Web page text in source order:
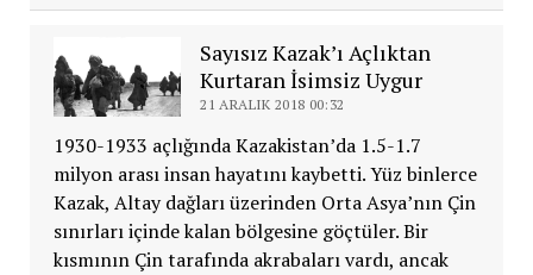
Sayısız Kazak’ı Açlıktan
Kurtaran İsimsiz Uygur
21 ARALIK 2018 00:32
1930-1933 açlığında Kazakistan’da 1.5-1.7
milyon arası insan hayatını kaybetti. Yüz binlerce
Kazak, Altay dağları üzerinden Orta Asya’nın Çin
sınırları içinde kalan bölgesine göçtüler. Bir
kısmının Çin tarafında akrabaları vardı, ancak